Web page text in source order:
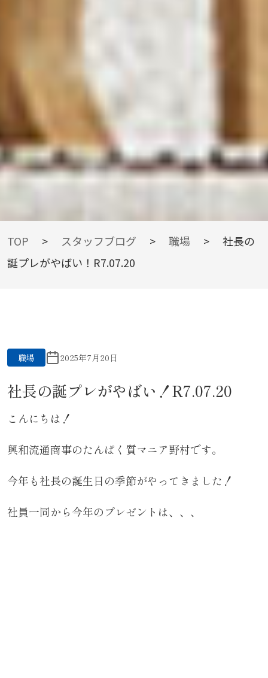
BLOG
TOP > スタッフブログ > 職場 >
社長の
誕プレがやばい！R7.07.20
職場 2025年7月20日
社長の誕プレがやばい！R7.07.20
こんにちは！
興和流通商事のたんぱく質マニア野村です。
今年も社長の誕生日の季節がやってきました！
社員一同から今年のプレゼントは、、、